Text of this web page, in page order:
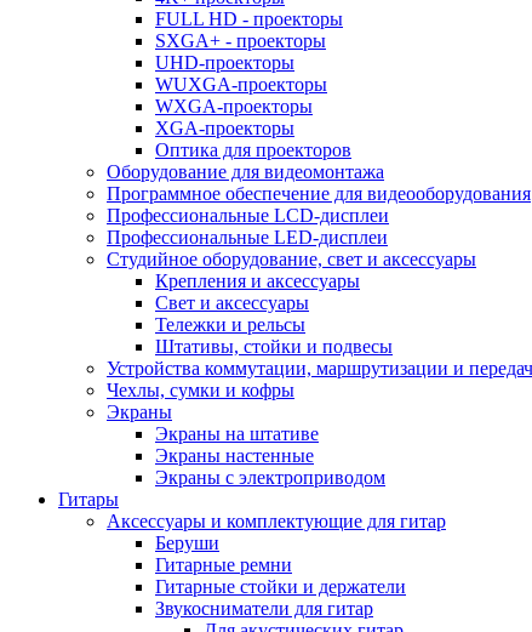
FULL HD - проекторы
SXGA+ - проекторы
UHD-проекторы
WUXGA-проекторы
WXGA-проекторы
XGA-проекторы
Оптика для проекторов
Оборудование для видеомонтажа
Программное обеспечение для видеооборудования
Профессиональные LCD-дисплеи
Профессиональные LED-дисплеи
Студийное оборудование, свет и аксессуары
Крепления и аксессуары
Свет и аксессуары
Тележки и рельсы
Штативы, стойки и подвесы
Устройства коммутации, маршрутизации и
Чехлы, сумки и кофры
Экраны
Экраны на штативе
Экраны настенные
Экраны с электроприводом
Гитары
Аксессуары и комплектующие для гитар
Беруши
Гитарные ремни
Гитарные стойки и держатели
Звукосниматели для гитар